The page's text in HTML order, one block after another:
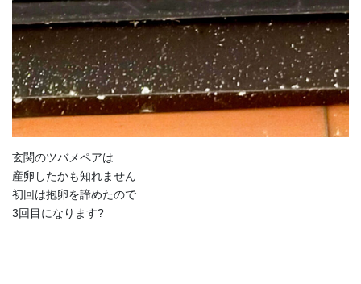
玄関のツバメペアは
産卵したかも知れません
初回は抱卵を諦めたので
3回目になります?